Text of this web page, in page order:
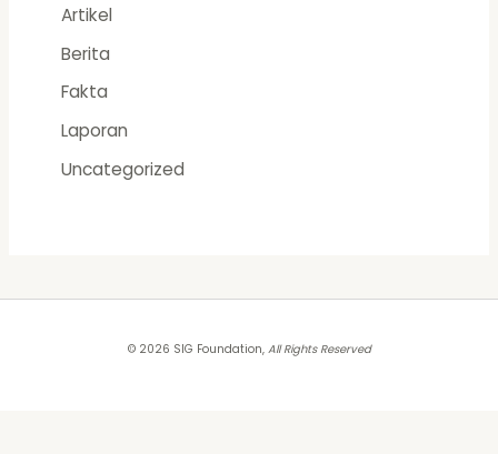
Artikel
Berita
Fakta
Laporan
Uncategorized
© 2026 SIG Foundation, All Rights Reserved